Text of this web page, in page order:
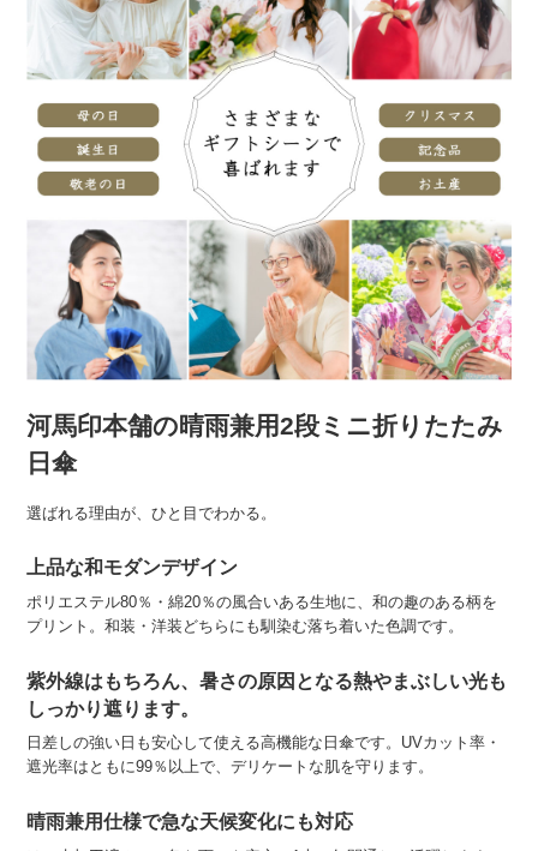
河馬印本舗の晴雨兼用2段ミニ折りたたみ
日傘
選ばれる理由が、ひと目でわかる。
上品な和モダンデザイン
ポリエステル80％・綿20％の風合いある生地に、和の趣のある柄を
プリント。和装・洋装どちらにも馴染む落ち着いた色調です。
紫外線はもちろん、暑さの原因となる熱やまぶしい光も
しっかり遮ります。
日差しの強い日も安心して使える高機能な日傘です。UVカット率・
遮光率はともに99％以上で、デリケートな肌を守ります。
晴雨兼用仕様で急な天候変化にも対応